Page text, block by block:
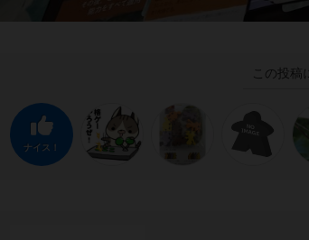
この投稿に
ナイス！